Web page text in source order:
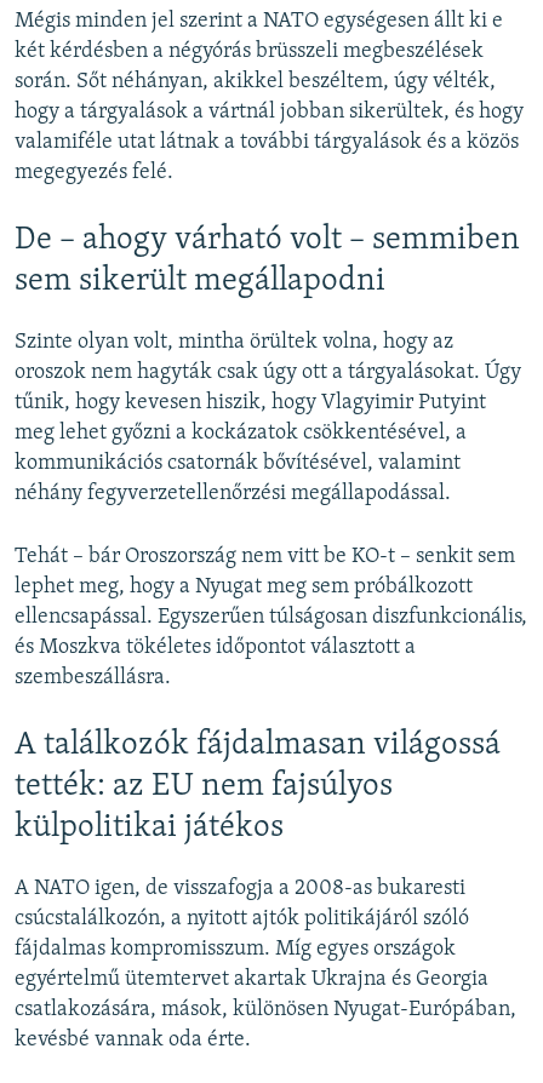
Mégis minden jel szerint a NATO egységesen állt ki e
két kérdésben a négyórás brüsszeli megbeszélések
során. Sőt néhányan, akikkel beszéltem, úgy vélték,
hogy a tárgyalások a vártnál jobban sikerültek, és hogy
valamiféle utat látnak a további tárgyalások és a közös
megegyezés felé.
De – ahogy várható volt – semmiben
sem sikerült megállapodni
Szinte olyan volt, mintha örültek volna, hogy az
oroszok nem hagyták csak úgy ott a tárgyalásokat. Úgy
tűnik, hogy kevesen hiszik, hogy Vlagyimir Putyint
meg lehet győzni a kockázatok csökkentésével, a
kommunikációs csatornák bővítésével, valamint
néhány fegyverzetellenőrzési megállapodással.
Tehát – bár Oroszország nem vitt be KO-t – senkit sem
lephet meg, hogy a Nyugat meg sem próbálkozott
ellencsapással. Egyszerűen túlságosan diszfunkcionális,
és Moszkva tökéletes időpontot választott a
szembeszállásra.
A találkozók fájdalmasan világossá
tették: az EU nem fajsúlyos
külpolitikai játékos
A NATO igen, de visszafogja a 2008-as bukaresti
csúcstalálkozón, a nyitott ajtók politikájáról szóló
fájdalmas kompromisszum. Míg egyes országok
egyértelmű ütemtervet akartak Ukrajna és Georgia
csatlakozására, mások, különösen Nyugat-Európában,
kevésbé vannak oda érte.